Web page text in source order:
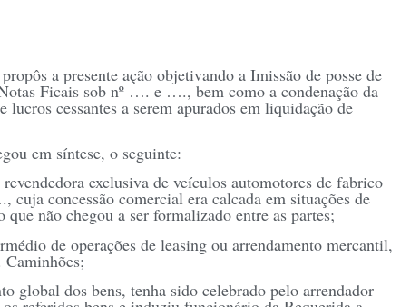
a presente ação objetivando a Imissão de posse de
Ficais sob nº …. e …., bem como a condenação da
lucros cessantes a serem apurados em liquidação de
em síntese, o seguinte:
exclusiva de veículos automotores de fabrico
cuja concessão comercial era calcada em situações de
não chegou a ser formalizado entre as partes;
de operações de leasing ou arrendamento mercantil,
global dos bens, tenha sido celebrado pelo arrendador